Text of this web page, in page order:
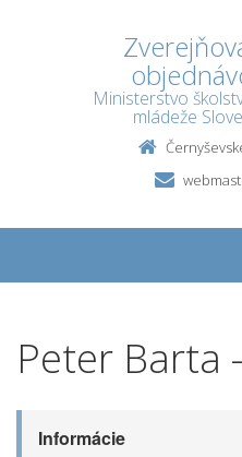
Ministerstvo
mládeže
Peter Barta
Informácie